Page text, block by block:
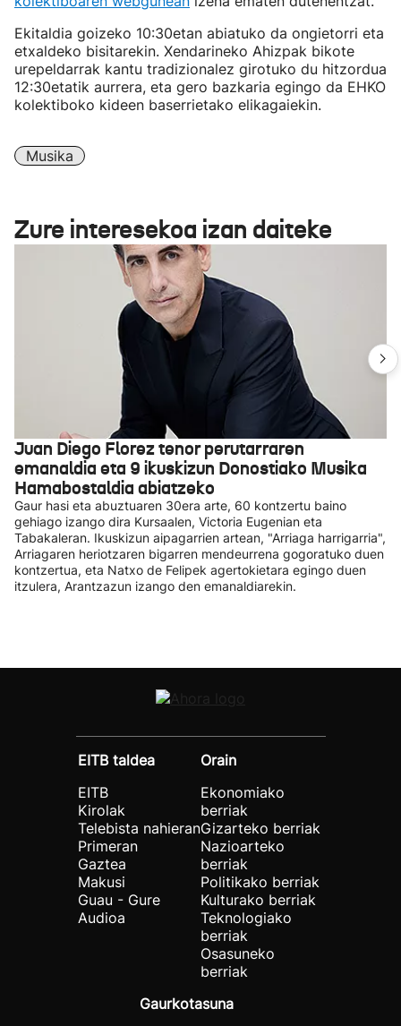
Ekitaldia goizeko 10:30etan abiatuko da ongietorri eta
etxaldeko bisitarekin. Xendarineko Ahizpak bikote
urepeldarrak kantu tradizionalez girotuko du hitzordua
12:30etatik aurrera, eta gero bazkaria egingo da EHKO
kolektiboko kideen baserrietako elikagaiekin.
Musika
Zure interesekoa izan daiteke
Juan Diego Florez tenor perutarraren
emanaldia eta 9 ikuskizun Donostiako Musika
Hamabostaldia abiatzeko
Gaur hasi eta abuztuaren 30era arte, 60 kontzertu baino
gehiago izango dira Kursaalen, Victoria Eugenian eta
Tabakaleran. Ikuskizun aipagarrien artean, "Arriaga harrigarria",
Arriagaren heriotzaren bigarren mendeurrena gogoratuko duen
kontzertua, eta Natxo de Felipek agertokietara egingo duen
itzulera, Arantzazun izango den emanaldiarekin.
EITB taldea
EITB
Kirolak
Telebista nahieran
Primeran
Gaztea
Makusi
Guau - Gure
Audioa
Orain
Ekonomiako
berriak
Gizarteko berriak
Nazioarteko
berriak
Politikako berriak
Kulturako berriak
Teknologiako
berriak
Osasuneko
berriak
Gaurkotasuna